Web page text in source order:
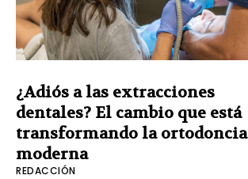
¿Adiós a las extracciones
dentales? El cambio que está
transformando la ortodoncia
moderna
REDACCIÓN